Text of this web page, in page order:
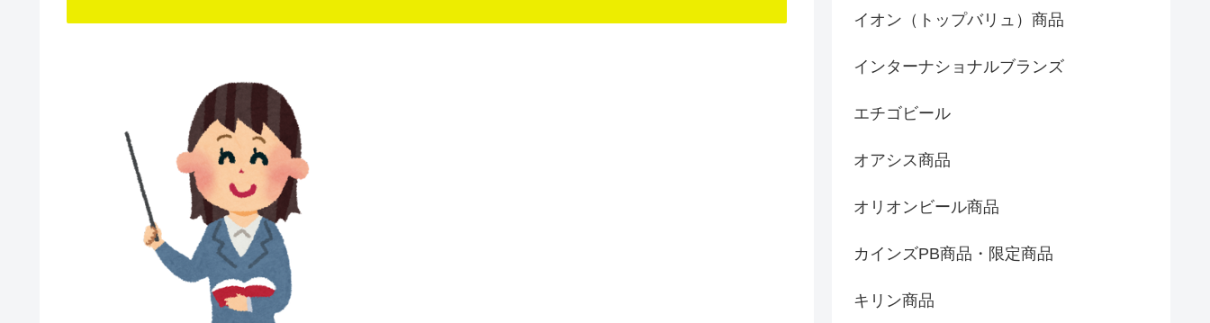
イオン（トップバリュ）商品
インターナショナルブランズ
エチゴビール
オアシス商品
オリオンビール商品
カインズPB商品・限定商品
キリン商品